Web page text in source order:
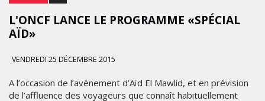
L'ONCF LANCE LE PROGRAMME «SPÉCIAL
AÏD»
VENDREDI 25 DÉCEMBRE 2015
A l’occasion de l’avènement d’Aïd El Mawlid, et en prévision
de l’affluence des voyageurs que connaît habituellement